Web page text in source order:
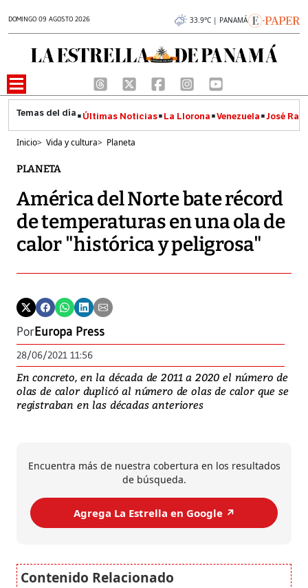
DOMINGO 09 AGOSTO 2026 33.9°C | PANAMÁ
Últimas Noticias La Llorona Venezuela José
Inicio> Vida y cultura> Planeta
PLANETA
América del Norte bate récord
de temperaturas en una ola de
calor "histórica y peligrosa"
PorEuropa Press
28/06/2021 11:56
En concreto, en la década de 2011 a 2020 el número de
olas de calor duplicó al número de olas de calor que se
registraban en las décadas anteriores
Encuentra más de nuestra cobertura en los resultados
de búsqueda.
Agrega La Estrella en Google ↗️